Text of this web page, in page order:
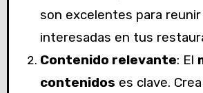
son excelentes para
interesadas en tus
Contenido relevante: El
contenidos es clave.